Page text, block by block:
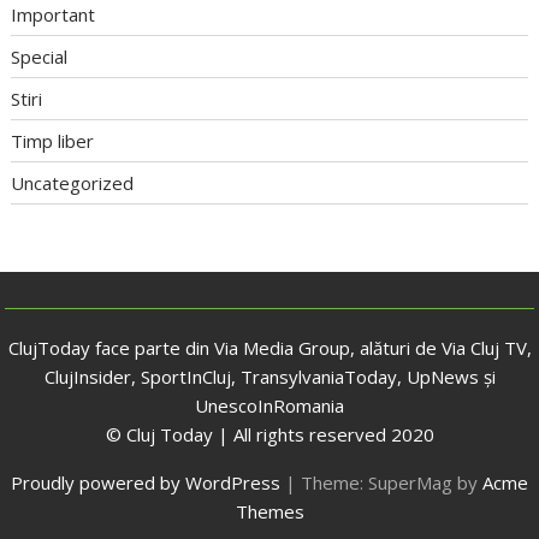
Important
Special
Stiri
Timp liber
Uncategorized
ClujToday face parte din Via Media Group, alături de Via Cluj TV,
ClujInsider, SportInCluj, TransylvaniaToday, UpNews și
UnescoInRomania
© Cluj Today | All rights reserved 2020
Proudly powered by WordPress | Theme: SuperMag by Acme
Themes